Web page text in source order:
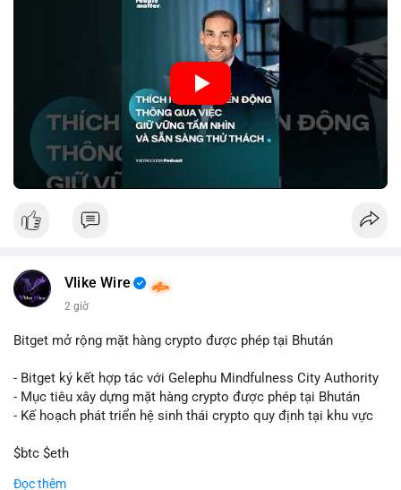
nhà đầu tư thành công thường tập trung vào nguyên tắc cơ
bản, phân배 tài sản hợp lý và kiên持 theo kế hoạch đã định.
Điều này không chỉ giúp giảm rủi ro mà còn tạo điều kiện để
tận dụng cơ hội khi thị trường phục hồi.
🎥 Xem video trực tiếp tại:
Nguồn: VIETSUCCESS
Vlike Wire
2 giờ
Bitget mở rộng mặt hàng crypto được phép tại Bhután
- Bitget ký kết hợp tác với Gelephu Mindfulness City Authority
- Mục tiêu xây dựng mặt hàng crypto được phép tại Bhután
- Kế hoạch phát triển hệ sinh thái crypto quy định tại khu vực
$btc $eth
Đọc thêm